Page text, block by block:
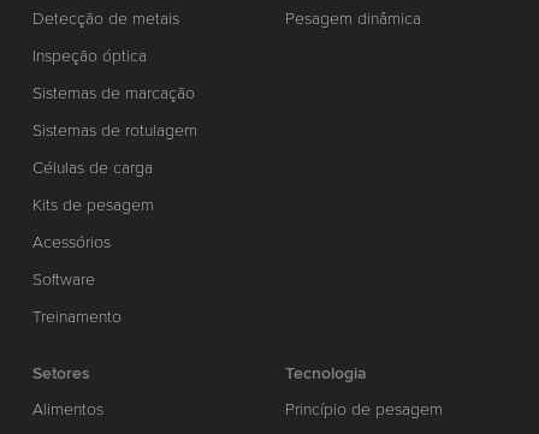
Detecção de metais
Inspeção óptica
Sistemas de marcação
Sistemas de rotulagem
Células de carga
Kits de pesagem
Acessórios
Software
Treinamento
Pesagem dinâmica
Setores
Alimentos
Tecnologia
Princípio de pesagem